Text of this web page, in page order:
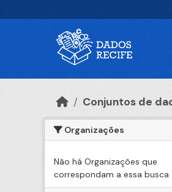
Conjuntos de
Organizações
Não há Organizações que
correspondam a essa busca